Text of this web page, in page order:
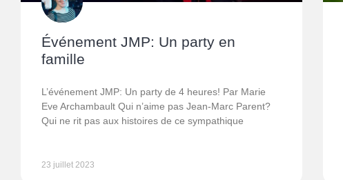
Événement JMP: Un party en
famille
L’événement JMP: Un party de 4 heures! Par Marie
Eve Archambault Qui n’aime pas Jean-Marc Parent?
Qui ne rit pas aux histoires de ce sympathique
23 juillet 2023